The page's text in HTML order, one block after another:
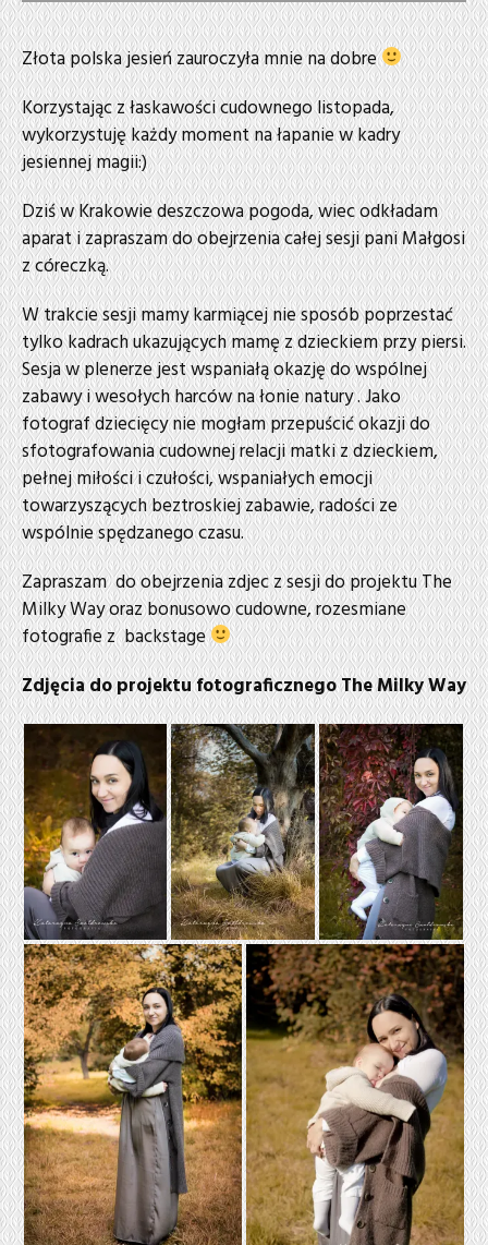
Złota polska jesień zauroczyła mnie na dobre
Korzystając z łaskawości cudownego listopada,
wykorzystuję każdy moment na łapanie w kadry
jesiennej magii:)
Dziś w Krakowie deszczowa pogoda, wiec odkładam
aparat i zapraszam do obejrzenia całej sesji pani Małgosi
z córeczką.
W trakcie sesji mamy karmiącej nie sposób poprzestać
tylko kadrach ukazujących mamę z dzieckiem przy piersi.
Sesja w plenerze jest wspaniałą okazję do wspólnej
zabawy i wesołych harców na łonie natury . Jako
fotograf dziecięcy nie mogłam przepuścić okazji do
sfotografowania cudownej relacji matki z dzieckiem,
pełnej miłości i czułości, wspaniałych emocji
towarzyszących beztroskiej zabawie, radości ze
wspólnie spędzanego czasu.
Zapraszam do obejrzenia zdjec z sesji do projektu The
Milky Way oraz bonusowo cudowne, rozesmiane
fotografie z backstage
Zdjęcia do projektu fotograficznego The Milky Way